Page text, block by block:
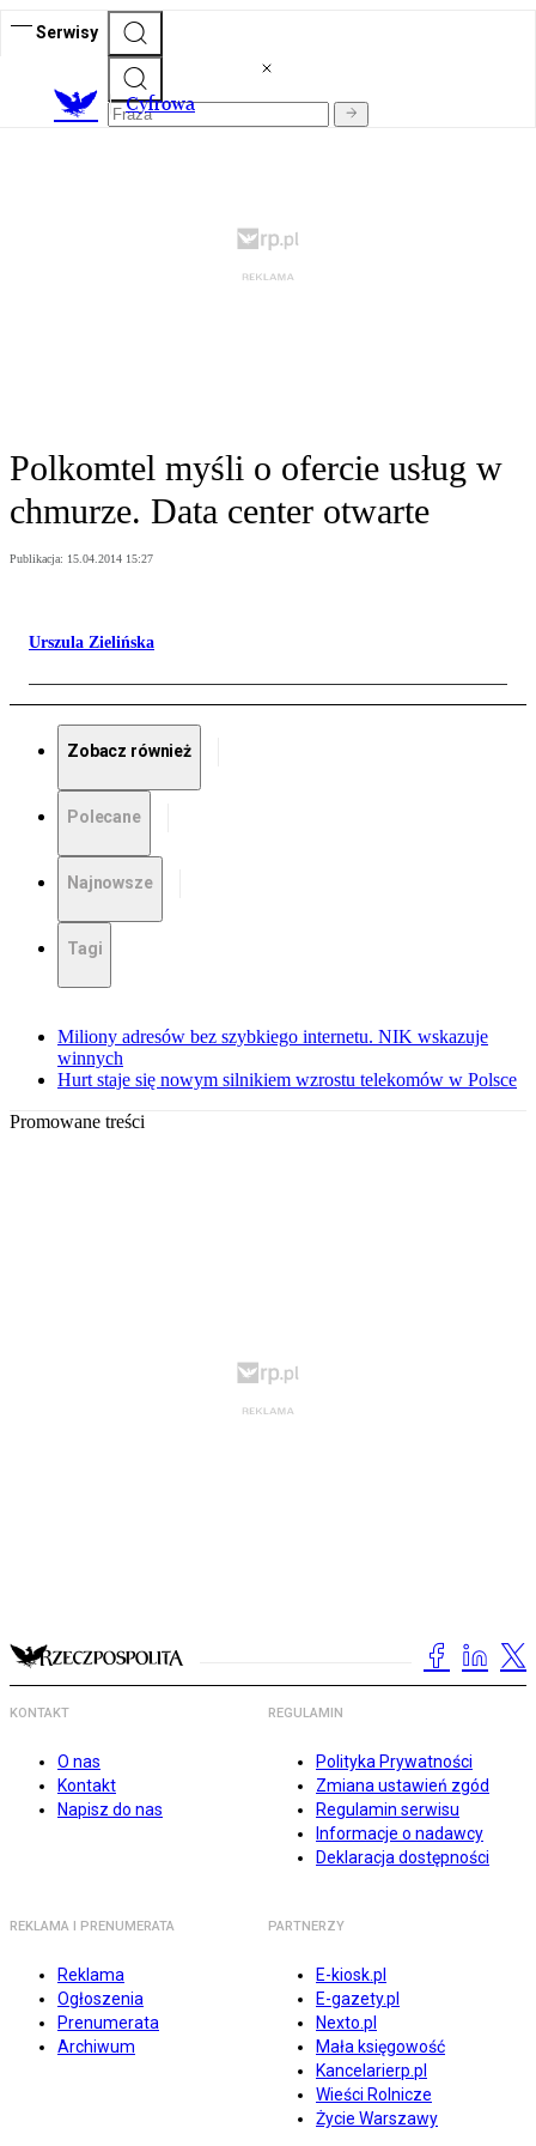
Serwisy
Cyfrowa
Polkomtel myśli o ofercie usług w
chmurze. Data center otwarte
Publikacja: 15.04.2014 15:27
Urszula Zielińska
Zobacz również
Polecane
Najnowsze
Tagi
Miliony adresów bez szybkiego internetu. NIK wskazuje
winnych
Hurt staje się nowym silnikiem wzrostu telekomów w Polsce
Promowane treści
KONTAKT
O nas
Kontakt
Napisz do nas
REGULAMIN
Polityka Prywatności
Zmiana ustawień zgód
Regulamin serwisu
Informacje o nadawcy
Deklaracja dostępności
REKLAMA I PRENUMERATA
Reklama
Ogłoszenia
Prenumerata
Archiwum
PARTNERZY
E-kiosk.pl
E-gazety.pl
Nexto.pl
Mała księgowość
Kancelarierp.pl
Wieści Rolnicze
Życie Warszawy